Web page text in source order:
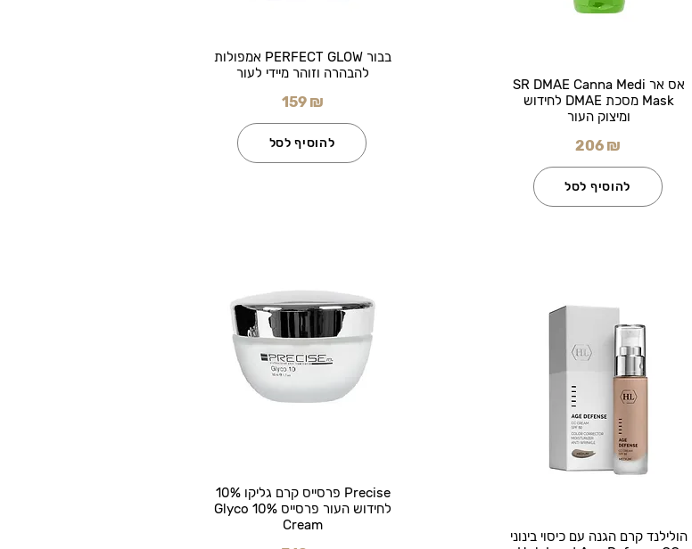
בבור PERFECT GLOW אמפולות
להבהרה וזוהר מיידי לעור
159 ₪
להוסיף לסל
Precise פרסייס קרם גליקו 10%
לחידוש העור פרסייס Glyco 10%
Cream
אס אר SR DMAE Canna Medi
Mask מסכת DMAE לחידוש
ומיצוק העור
206 ₪
להוסיף לסל
הולילנד קרם הגנה עם כיסוי בינוני